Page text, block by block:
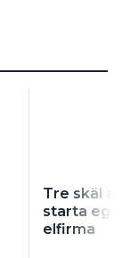
Tre skäl
starta
elfirma